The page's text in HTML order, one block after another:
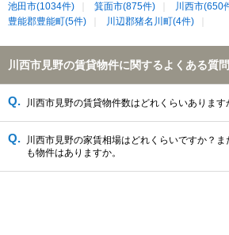
池田市(1034件)
箕面市(875件)
川西市(650
豊能郡豊能町(5件)
川辺郡猪名川町(4件)
川西市見野の賃貸物件に関するよくある質問
川西市見野の賃貸物件数はどれくらいあります
川西市見野の家賃相場はどれくらいですか？ま
も物件はありますか。